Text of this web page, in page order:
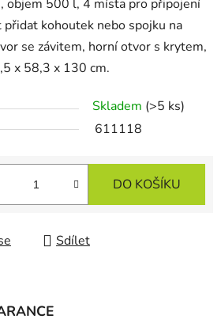
objem 500 l, 4 místa pro připojení
přidat kohoutek nebo spojku na
se závitem, horní otvor s krytem,
x 58,3 x 130 cm.
Skladem (>5 ks)
611118
DO KOŠÍKU
Sdílet